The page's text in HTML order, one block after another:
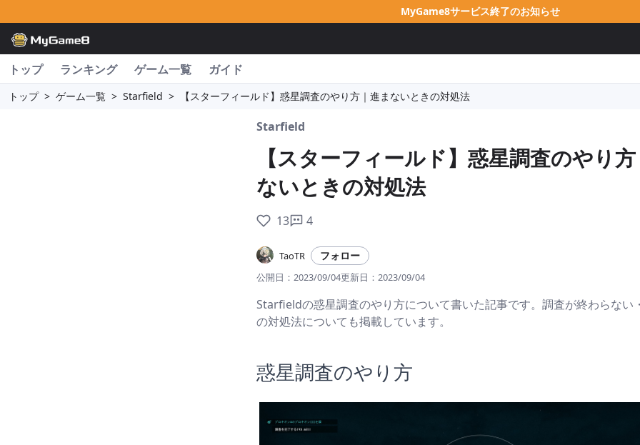
MyGame8サービス終了のお知らせ
トップ ランキング ゲーム一覧 ガイド
トップ > ゲーム一覧 > Starfield > 【スターフィールド】惑星調査のやり方｜進まないときの対処法
Starfield
【スターフィールド】惑星調査のやり
ないときの対処法
13 4
TaoTR フォロー
公開日： 2023/09/04更新日： 2023/09/04
Starfieldの惑星調査のやり方について書いた記事です。調査が終わらない
の対処法についても掲載しています。
惑星調査のやり方